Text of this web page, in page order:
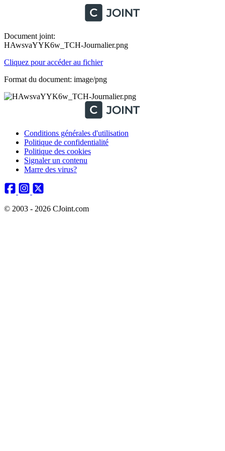
Document joint:
HAwsvaYYK6w_TCH-Journalier.png
Cliquez pour accéder au fichier
Format du document: image/png
Conditions générales d'utilisation
Politique de confidentialité
Politique des cookies
Signaler un contenu
Marre des virus?
© 2003 - 2026 CJoint.com